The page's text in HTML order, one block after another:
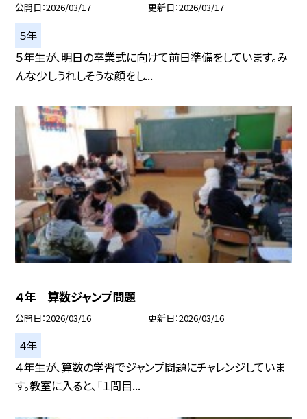
公開日 2026/03/17 更新日 2026/03/17
５年
５年生が、明日の卒業式に向けて前日準備をしています。み
んな少しうれしそうな顔をし...
４年 算数ジャンプ問題
公開日 2026/03/16 更新日 2026/03/16
４年
４年生が、算数の学習でジャンプ問題にチャレンジしていま
す。教室に入ると、「１問目...